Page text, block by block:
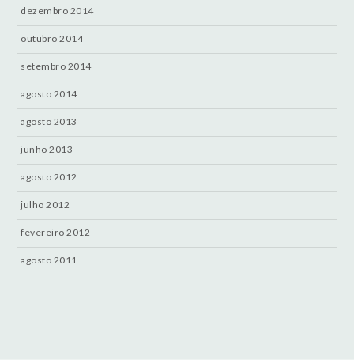
dezembro 2014
outubro 2014
setembro 2014
agosto 2014
agosto 2013
junho 2013
agosto 2012
julho 2012
fevereiro 2012
agosto 2011